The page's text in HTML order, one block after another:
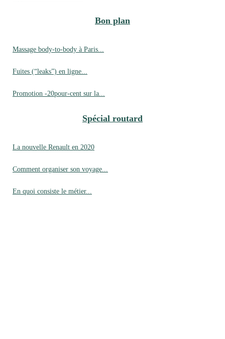
Bon plan
Massage body-to-body à Paris...
Fuites (“leaks”) en ligne...
Promotion -20pour-cent sur la...
Spécial routard
La nouvelle Renault en 2020
Comment organiser son voyage...
En quoi consiste le métier...